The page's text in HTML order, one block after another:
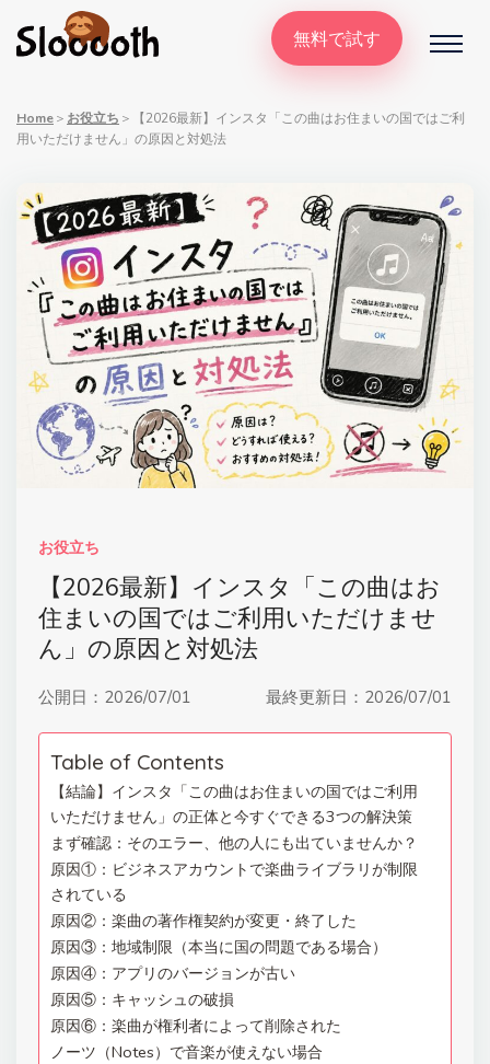
無料で試す
Home＞ お役立ち ＞
【2026最新】インスタ「この曲はお住まいの国ではご利
用いただけません」の原因と対処法
お役立ち
【2026最新】インスタ「この曲はお
住まいの国ではご利用いただけませ
ん」の原因と対処法
公開日： 2026/07/01 最終更新日： 2026/07/01
Table of Contents
【結論】インスタ「この曲はお住まいの国ではご利用
いただけません」の正体と今すぐできる3つの解決策
まず確認：そのエラー、他の人にも出ていませんか？
原因①：ビジネスアカウントで楽曲ライブラリが制限
されている
原因②：楽曲の著作権契約が変更・終了した
原因③：地域制限（本当に国の問題である場合）
原因④：アプリのバージョンが古い
原因⑤：キャッシュの破損
原因⑥：楽曲が権利者によって削除された
ノーツ（Notes）で音楽が使えない場合